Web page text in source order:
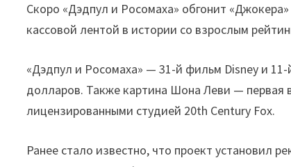
Скоро «Дэдпул и Росомаха» обгонит
кассовой лентой в истории со взрослым
«Дэдпул и Росомаха» — 31-й фильм Disney и
долларов. Также картина Шона Леви — первая
лицензированными студией 20th Century Fox.
Ранее стало известно, что проект установил